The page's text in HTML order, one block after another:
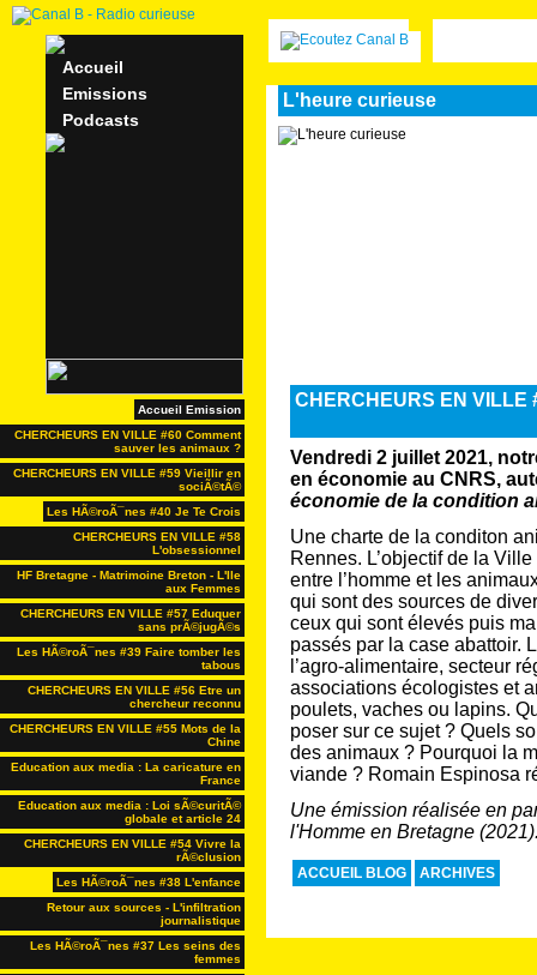
Accueil
Emissions
Podcasts
Accueil Emission
CHERCHEURS EN VILLE #60 Comment
sauver les animaux ?
CHERCHEURS EN VILLE #59 Vieillir en
sociÃ©tÃ©
Les HÃ©roÃ¯nes #40 Je Te Crois
CHERCHEURS EN VILLE #58
L'obsessionnel
HF Bretagne - Matrimoine Breton - L'Ile
aux Femmes
CHERCHEURS EN VILLE #57 Eduquer
sans prÃ©jugÃ©s
Les HÃ©roÃ¯nes #39 Faire tomber les
tabous
CHERCHEURS EN VILLE #56 Etre un
chercheur reconnu
CHERCHEURS EN VILLE #55 Mots de la
Chine
Education aux media : La caricature en
France
Education aux media : Loi sÃ©curitÃ©
globale et article 24
CHERCHEURS EN VILLE #54 Vivre la
rÃ©clusion
Les HÃ©roÃ¯nes #38 L'enfance
Retour aux sources - L'infiltration
journalistique
Les HÃ©roÃ¯nes #37 Les seins des
femmes
L'heure curieuse
CHERCHEURS EN
Vendredi 2 juillet 2021,
en économie au CNRS,
économie de la condition
Une charte de la conditon
Rennes. L’objectif de la
entre l’homme et les
qui sont des sources de
ceux qui sont élevés puis
passés par la case abattoir.
l’agro-alimentaire, secteur
associations écologistes et
poulets, vaches ou lapins.
poser sur ce sujet ? Quels
des animaux ? Pourquoi la
viande ? Romain Espinosa
Une émission réalisée en
l'Homme en Bretagne
ACCUEIL BLOG ARCHIVES